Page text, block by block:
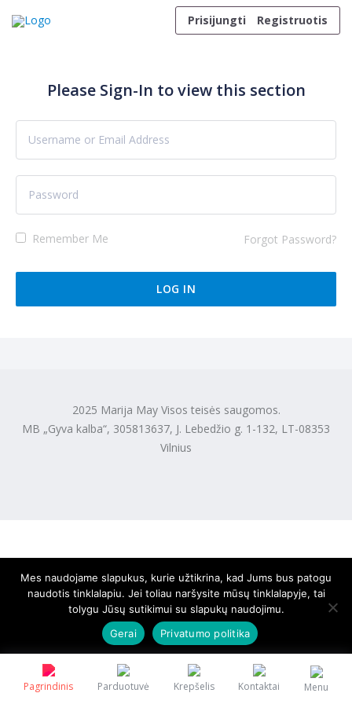
Prisijungti
Registruotis
Pagrindinis Parduotuvė Krepšelis Kontaktai Menu
Please Sign-In to view this section
Remember Me Forgot Password?
2025 Marija May Visos teisės saugomos.
MB „Gyva kalba“, 305813637, J. Lebedžio g. 1-132, LT-08353
Vilnius
Mes naudojame slapukus, kurie užtikrina, kad Jums bus patogu
naudotis tinklalapiu. Jei toliau naršysite mūsų tinklalapyje, tai
tolygu Jūsų sutikimui su slapukų naudojimu.
Gerai
Privatumo politika